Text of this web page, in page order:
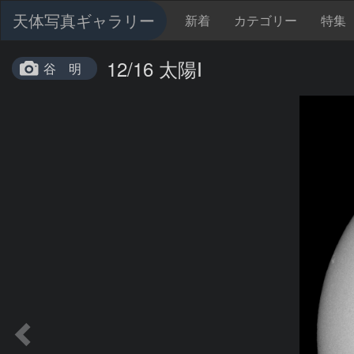
天体写真ギャラリー 新着 カテゴリー 特集
谷 明 12/16 太陽Ⅰ